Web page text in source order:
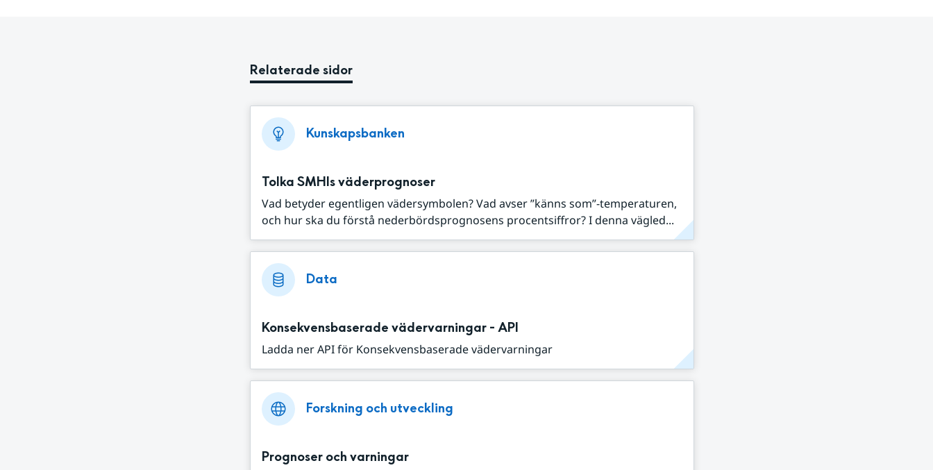
Relaterade sidor
Kunskapsbanken
Tolka SMHIs väderprognoser
Vad betyder egentligen vädersymbolen? Vad avser ”känns som”-temperaturen,
och hur ska du förstå nederbördsprognosens procentsiffror? I denna vägled...
Data
Konsekvensbaserade vädervarningar - API
Ladda ner API för Konsekvensbaserade vädervarningar
Forskning och utveckling
Prognoser och varningar